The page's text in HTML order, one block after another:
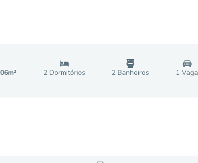
m² 2Dormitórios 2 Banheiros 1 Vaga